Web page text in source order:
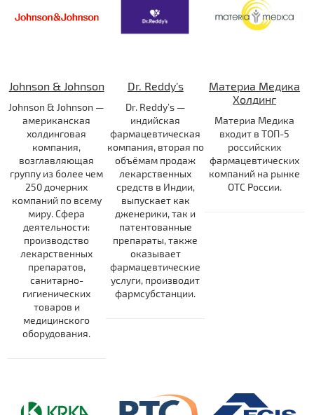
Johnson & Johnson
Johnson & Johnson —
американская
холдинговая
компания,
возглавляющая
группу из более чем
250 дочерних
компаний по всему
миру. Сфера
деятельности:
производство
лекарственных
препаратов,
санитарно-
гигиенических
товаров и
медицинского
оборудования.
Dr. Reddy’s
Dr. Reddy’s —
индийская
фармацевтическая
компания, вторая по
объёмам продаж
лекарственных
средств в Индии,
выпускает как
дженерики, так и
патентованные
препараты, также
оказывает
фармацевтические
услуги, производит
фармсубстанции.
Материа Медика
Холдинг
Материа Медика
входит в ТОП-5
российских
фармацевтических
компаний на рынке
ОТС России.